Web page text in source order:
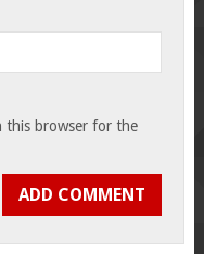
this browser for the